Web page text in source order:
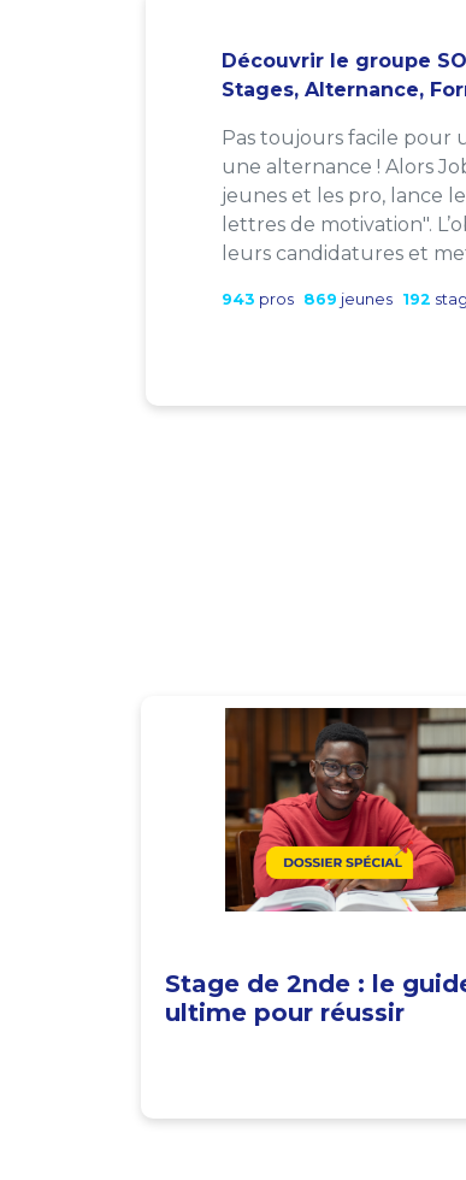
Découvrir le groupe
Stages, Alternance,
Pas toujours facile pour
une alternance ! Alors
jeunes et les pro, lance
lettres de motivation".
leurs candidatures et
943 pros 869 jeunes 192
Stage de 2nde : le
ultime pour réussir